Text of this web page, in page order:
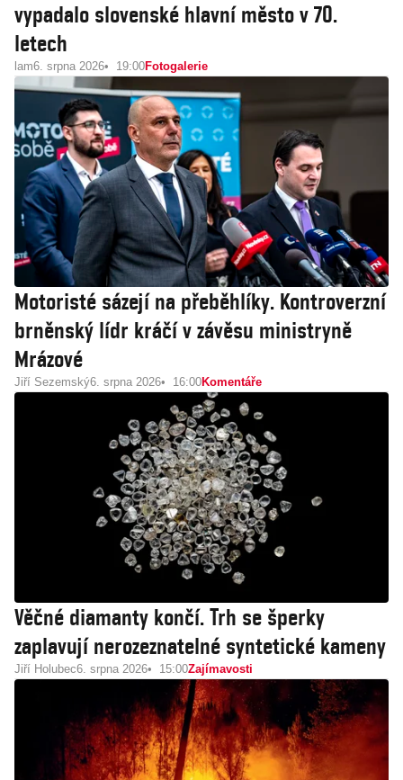
vypadalo slovenské hlavní město v 70.
letech
lam6. srpna 2026 19:00Fotogalerie
Motoristé sázejí na přeběhlíky. Kontroverzní
brněnský lídr kráčí v závěsu ministryně
Mrázové
Jiří Sezemský6. srpna 2026 16:00Komentáře
Věčné diamanty končí. Trh se šperky
zaplavují nerozeznatelné syntetické kameny
Jiří Holubec6. srpna 2026 15:00Zajímavosti